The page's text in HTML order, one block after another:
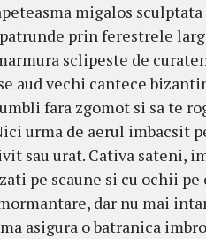
migalos
prin ferestrele
sclipeste de
aud vechi cantece
fara zgomot si sa te
urma de aerul imbacsit
sau urat. Cativa sateni,
pe scaune si cu ochii
dar nu mai
asigura o batranica